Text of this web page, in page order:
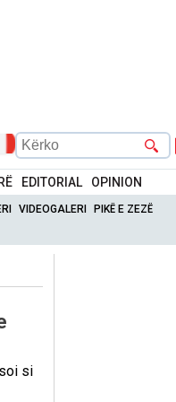
EDITORIAL OPINION
VIDEOGALERI PIKË E ZEZË
si